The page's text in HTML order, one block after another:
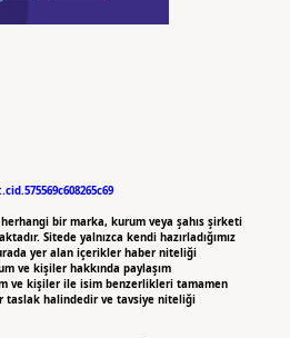
bir marka, kurum veya şahıs şirketi
Sitede yalnızca kendi hazırladığımız
yer alan içerikler haber niteliği
ve kişiler hakkında paylaşım
ve kişiler ile isim benzerlikleri tamamen
taslak halindedir ve tavsiye niteliği